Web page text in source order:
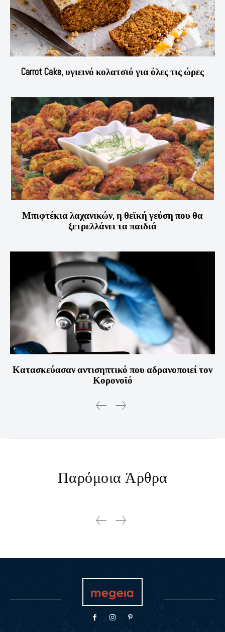
Carrot Cake, υγιεινό κολατσιό για όλες τις ώρες
Μπιφτέκια λαχανικών, η θεϊκή γεύση που θα
ξετρελλάνει τα παιδιά
Κατασκεύασαν αντισηπτικό που αδρανοποιεί τον
Κορονοϊό
Παρόμοια Άρθρα